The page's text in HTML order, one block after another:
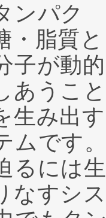
ンパク
・脂質と
子が動的
あうこと
生み出す
ムです
るには生
なすシ